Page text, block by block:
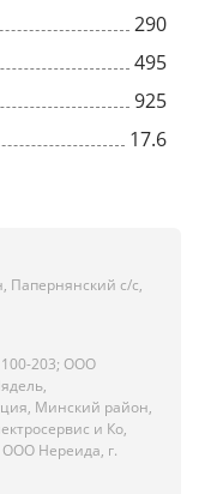
290
495
925
17.6
Папернянский с/с,
203; ООО
Минский район,
и Ко,
ООО Нереида, г.